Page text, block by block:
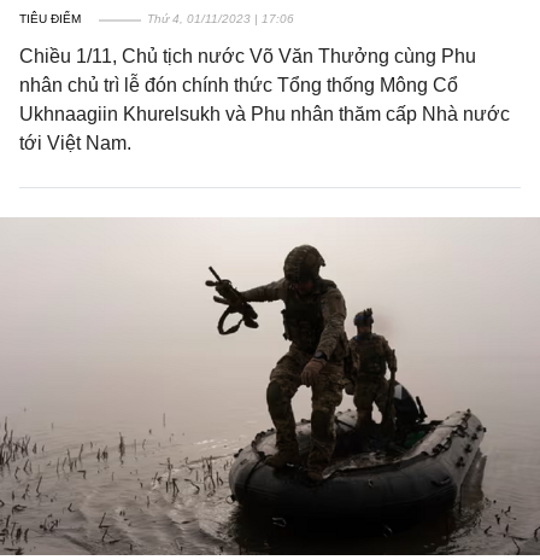
TIÊU ĐIỂM Thứ 4, 01/11/2023 | 17:06
Chiều 1/11, Chủ tịch nước Võ Văn Thưởng cùng Phu
nhân chủ trì lễ đón chính thức Tổng thống Mông Cổ
Ukhnaagiin Khurelsukh và Phu nhân thăm cấp Nhà nước
tới Việt Nam.